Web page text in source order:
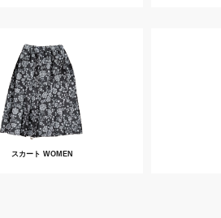
スカート WOMEN